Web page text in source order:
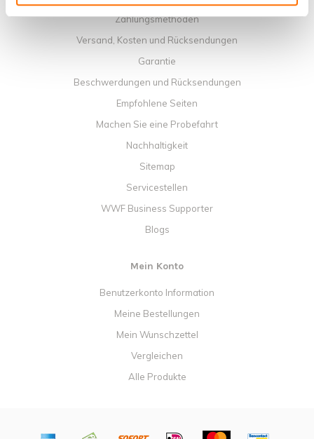
Zahlungsmethoden
Versand, Kosten und Rücksendungen
Garantie
Beschwerdungen und Rücksendungen
Empfohlene Seiten
Machen Sie eine Probefahrt
Nachhaltigkeit
Sitemap
Servicestellen
WWF Business Supporter
Blogs
Mein Konto
Benutzerkonto Information
Meine Bestellungen
Mein Wunschzettel
Vergleichen
Alle Produkte